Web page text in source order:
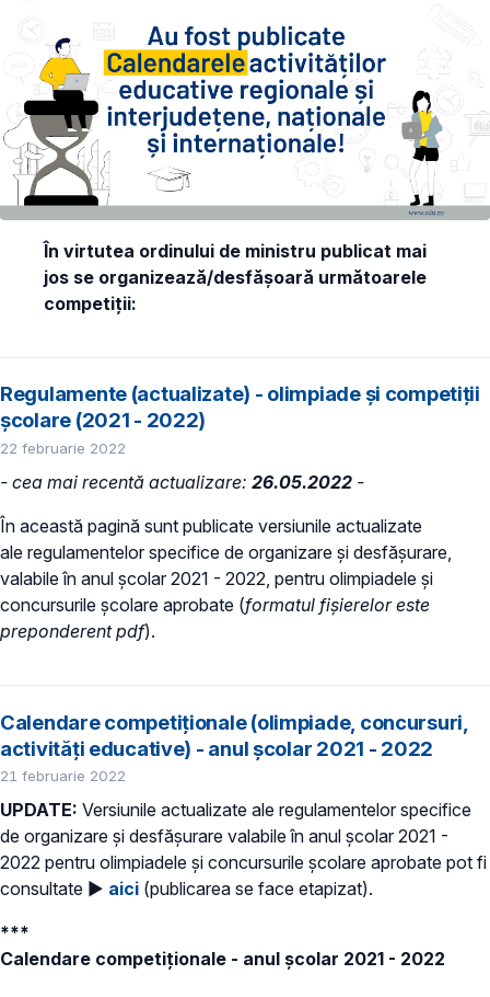
În virtutea ordinului de ministru publicat mai
jos se organizează/desfășoară următoarele
competiții:
Regulamente (actualizate) - olimpiade și competiții
școlare (2021 - 2022)
22 februarie 2022
- cea mai recentă actualizare: 26.05.2022 -
În această pagină sunt publicate versiunile actualizate
ale regulamentelor specifice de organizare și desfășurare,
valabile în anul școlar 2021 - 2022, pentru olimpiadele și
concursurile școlare aprobate (formatul fișierelor este
preponderent pdf).
Calendare competiționale (olimpiade, concursuri,
activități educative) - anul școlar 2021 - 2022
21 februarie 2022
UPDATE: Versiunile actualizate ale regulamentelor specifice
de organizare și desfășurare valabile în anul școlar 2021 -
2022 pentru olimpiadele și concursurile școlare aprobate pot fi
consultate ► aici (publicarea se face etapizat).
***
Calendare competiționale - anul școlar 2021 - 2022